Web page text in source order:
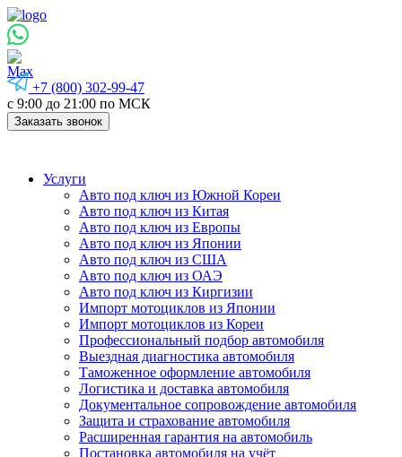
+7 (800) 302-99-47
с 9:00 до 21:00 по МСК
Заказать звонок
Услуги
Авто под ключ из Южной Кореи
Авто под ключ из Китая
Авто под ключ из Европы
Авто под ключ из Японии
Авто под ключ из США
Авто под ключ из ОАЭ
Авто под ключ из Киргизии
Импорт мотоциклов из Японии
Импорт мотоциклов из Кореи
Профессиональный подбор автомобиля
Выездная диагностика автомобиля
Таможенное оформление автомобиля
Логистика и доставка автомобиля
Документальное сопровождение автомобиля
Защита и страхование автомобиля
Расширенная гарантия на автомобиль
Постановка автомобиля на учёт